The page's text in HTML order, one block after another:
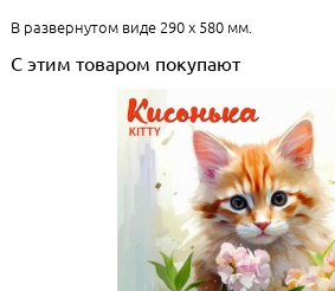
В развернутом виде 290 х 580 мм.
С этим товаром покупают